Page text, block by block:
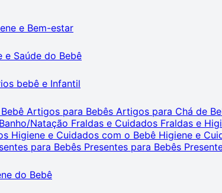
e Bem-estar
e Saúde do Bebê
bebê e Infantil
Artigos para Bebês Artigos para Chá de
Natação Fraldas e Cuidados Fraldas e
Higiene e Cuidados com o Bebê Higiene e
para Bebês Presentes para Bebês
do Bebê